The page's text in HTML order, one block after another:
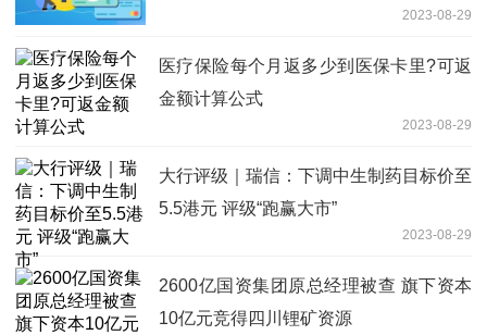
2023-08-29
医疗保险每个月返多少到医保卡里?可返
金额计算公式
2023-08-29
大行评级｜瑞信：下调中生制药目标价至
5.5港元 评级“跑赢大市”
2023-08-29
2600亿国资集团原总经理被查 旗下资本
10亿元竞得四川锂矿资源